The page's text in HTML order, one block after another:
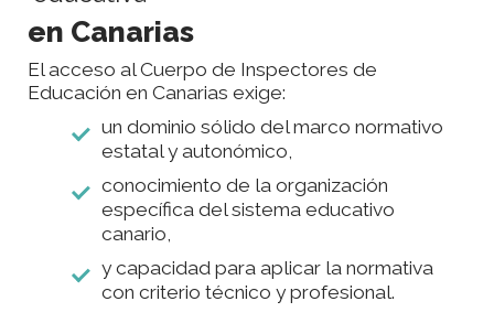
en Canarias
El acceso al Cuerpo de Inspectores de
Educación en Canarias exige:
un dominio sólido del marco normativo
estatal y autonómico,
conocimiento de la organización
específica del sistema educativo
canario,
y capacidad para aplicar la normativa
con criterio técnico y profesional.